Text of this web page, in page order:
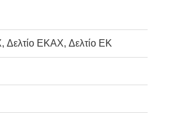
Δελτίο ΕΚΑΧ, Δελτίο ΕΚ